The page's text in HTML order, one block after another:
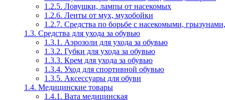
1.2.5. Ловушки, лампы от насекомых
1.2.6. Ленты от мух, мухобойки
1.2.7. Средства по борьбе с насекомыми, грызунами,
1.3. Средства для ухода за обувью
1.3.1. Аэрозоли для ухода за обувью
1.3.2. Губки для ухода за обувью
1.3.3. Крем для ухода за обувью
1.3.4. Уход для спортивной обувью
1.3.5. Аксессуары для обуви
1.4. Медицинские товары
1.4.1. Вата медицинская